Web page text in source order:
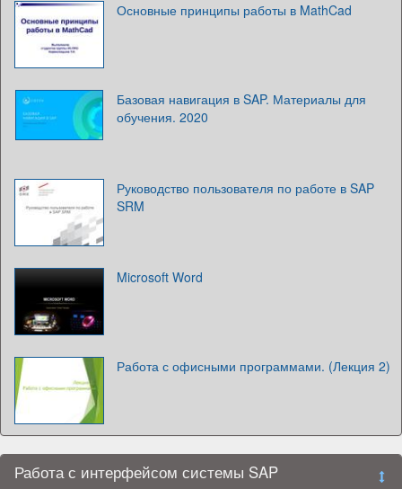
Основные принципы работы в MathCad
Базовая навигация в SAP. Материалы для
обучения. 2020
Руководство пользователя по работе в SAP
SRM
Microsoft Word
Работа с офисными программами. (Лекция 2)
Работа с интерфейсом системы SAP